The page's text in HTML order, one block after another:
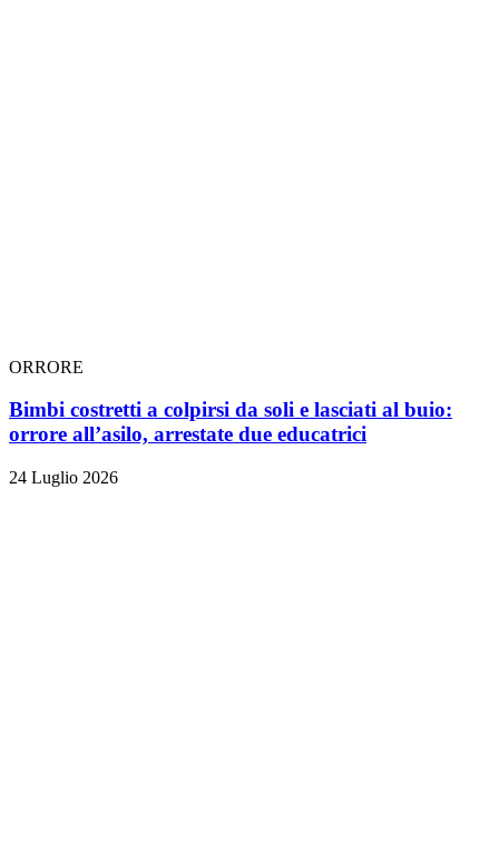
ORRORE
Bimbi costretti a colpirsi da soli e lasciati al buio:
orrore all’asilo, arrestate due educatrici
24 Luglio 2026